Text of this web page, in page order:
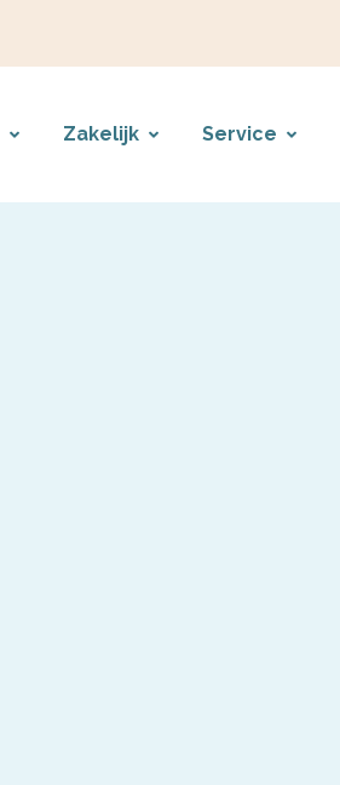
Zakelijk Service